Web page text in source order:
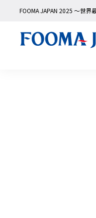
FOOMA JAPAN 2025 〜世